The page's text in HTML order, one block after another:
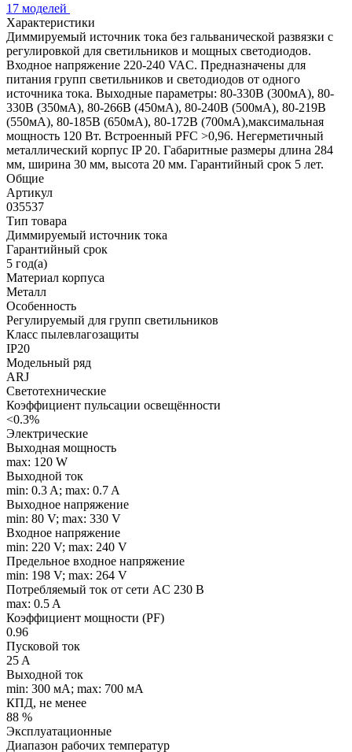
17 моделей
Характеристики
Диммируемый источник тока без гальванической развязки с
регулировкой для светильников и мощных светодиодов.
Входное напряжение 220-240 VAC. Предназначены для
питания групп светильников и светодиодов от одного
источника тока. Выходные параметры: 80-330В (300мА), 80-
330В (350мА), 80-266В (450мА), 80-240В (500мА), 80-219В
(550мА), 80-185В (650мА), 80-172В (700мА),максимальная
мощность 120 Вт. Встроенный PFC >0,96. Негерметичный
металлический корпус IP 20. Габаритные размеры длина 284
мм, ширина 30 мм, высота 20 мм. Гарантийный срок 5 лет.
Общие
Артикул
035537
Тип товара
Диммируемый источник тока
Гарантийный срок
5 год(а)
Материал корпуса
Металл
Особенность
Регулируемый для групп светильников
Класс пылевлагозащиты
IP20
Модельный ряд
ARJ
Светотехнические
Коэффициент пульсации освещённости
<0.3%
Электрические
Выходная мощность
max: 120 W
Выходной ток
min: 0.3 A; max: 0.7 A
Выходное напряжение
min: 80 V; max: 330 V
Входное напряжение
min: 220 V; max: 240 V
Предельное входное напряжение
min: 198 V; max: 264 V
Потребляемый ток от сети AC 230 В
max: 0.5 A
Коэффициент мощности (PF)
0.96
Пусковой ток
25 A
Выходной ток
min: 300 мA; max: 700 мA
КПД, не менее
88 %
Эксплуатационные
Диапазон рабочих температур